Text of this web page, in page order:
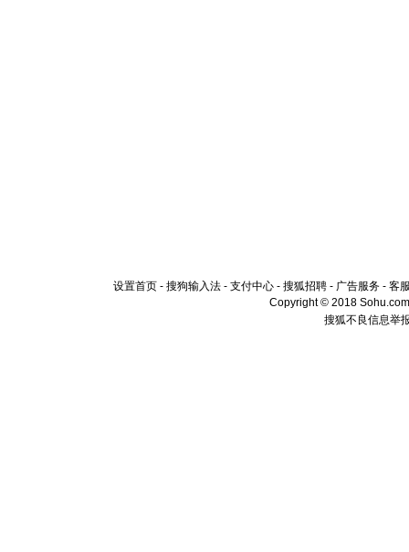
设置首页 - 搜狗输入法 - 支付中心 - 搜狐招聘 - 广告服务 - 客
Copyright © 2018
搜狐不良信息举